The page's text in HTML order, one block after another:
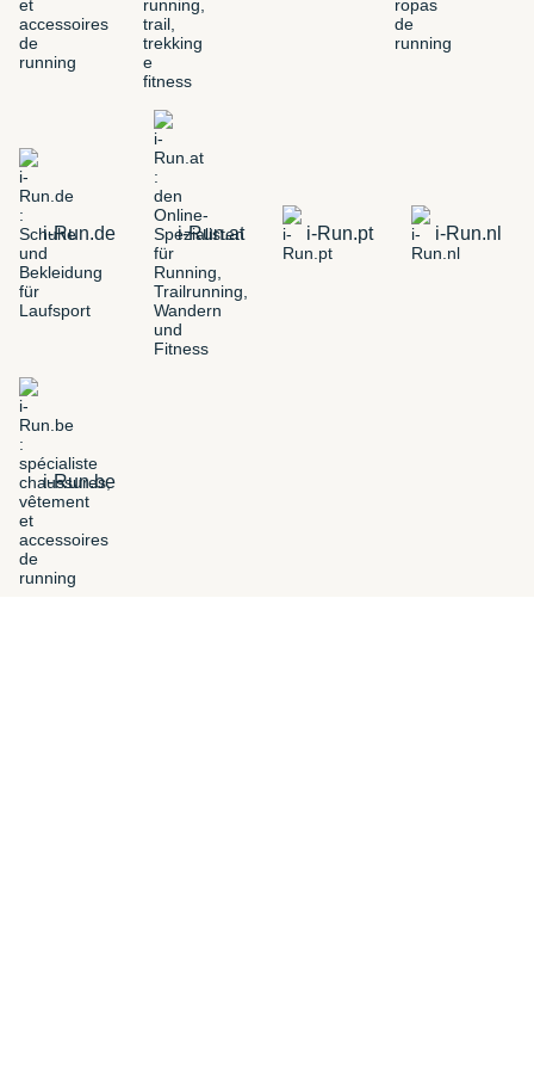
i-Run.de i-Run.at i-Run.pt i-Run.nl
i-Run.be